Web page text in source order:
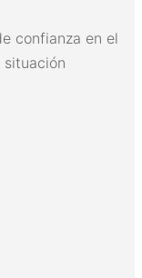
confianza en el